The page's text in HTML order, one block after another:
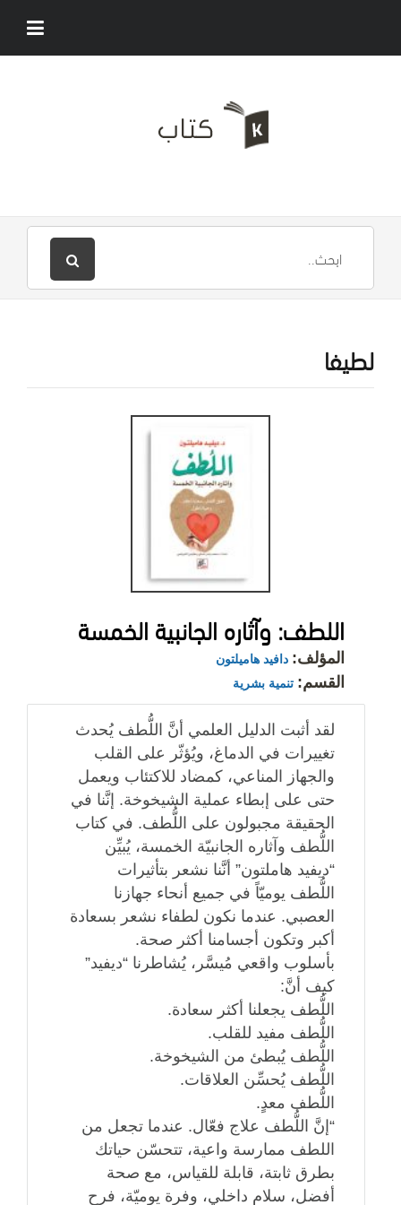
لطيفا
اللطف: وآثاره الجانبية الخمسة
المؤلف: دافيد هاميلتون
القسم: تنمية بشرية
لقد أثبت الدليل العلمي أنَّ اللُّطف يُحدث
تغييرات في الدماغ، ويُؤثّر على القلب
والجهاز المناعي، كمضاد للاكتئاب ويعمل
حتى على إبطاء عملية الشيخوخة. إنَّنا في
الحقيقة مجبولون على اللُّطف. في كتاب
اللُّطف وآثاره الجانبيّة الخمسة، يُبيِّن
“ديفيد هاملتون” أنَّنا نشعر بتأثيرات
اللُّطف يوميّاً في جميع أنحاء جهازنا
العصبي. عندما نكون لطفاء نشعر بسعادة
أكبر وتكون أجسامنا أكثر صحة.
بأسلوب واقعي مُيسَّر، يُشاطرنا “ديفيد”
كيف أنَّ:
اللُّطف يجعلنا أكثر سعادة.
اللُّطف مفيد للقلب.
اللُّطف يُبطئ من الشيخوخة.
اللُّطف يُحسِّن العلاقات.
اللُّطف معدٍ.
“إنَّ اللُّطف علاج فعّال. عندما تجعل من
اللطف ممارسة واعية، تتحسّن حياتك
بطرق ثابتة، قابلة للقياس، مع صحة
أفضل، سلام داخلي، وفرة يوميّة، فرح